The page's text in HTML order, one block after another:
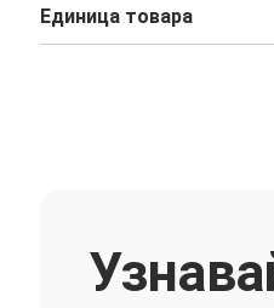
Единица товара